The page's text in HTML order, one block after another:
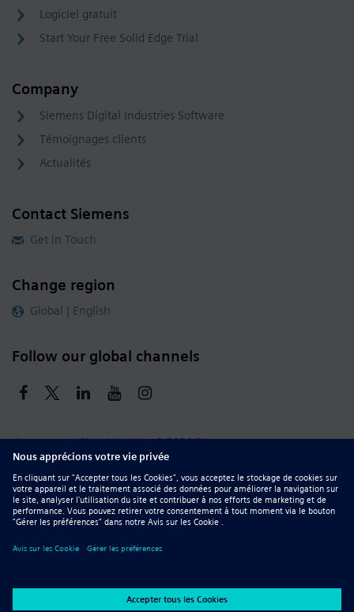
Logiciel gratuit
Start Your Free Solid Edge Trial
Company
Siemens Digital Industries Software
Témoignages clients
Actualités
Contact Siemens
Get in Touch
Change region
Global | English
Follow our global channels
siemens.com Global Website © 2026 Siemens
Whistleblowing
Corporate Information
DMCA
Privacy Notice
Terms of Use
Digital ID Report Piracy